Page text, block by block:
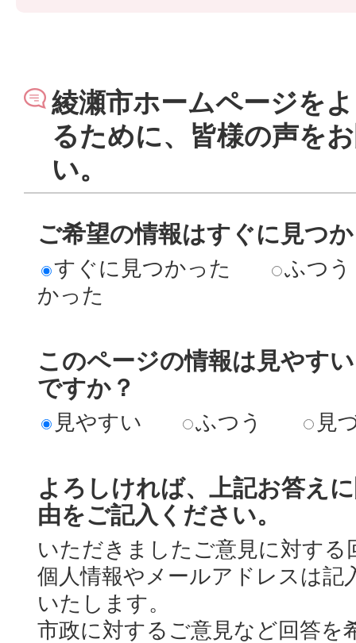
綾瀬市ホームページを
るために、皆様の声を
い。
ご希望の情報はすぐに見つ
すぐに見つかった
ふつう
かった
このページの情報は見やす
ですか？
見やすい ふつう 見
よろしければ、上記お答え
由をご記入ください。
いただきましたご意見に対する
個人情報やメールアドレスは記
いたします。
市政に対するご意見など回答を